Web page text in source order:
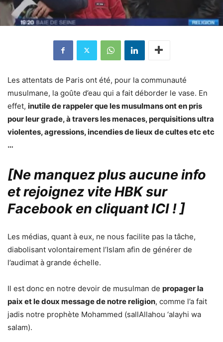
Les attentats de Paris ont été, pour la communauté
musulmane, la goûte d’eau qui a fait déborder le vase. En
effet, inutile de rappeler que les musulmans ont en pris
pour leur grade, à travers les menaces, perquisitions ultra
violentes, agressions, incendies de lieux de cultes etc etc
…
[Ne manquez plus aucune info
et rejoignez vite HBK sur
Facebook en cliquant ICI !]
Les médias, quant à eux, ne nous facilite pas la tâche,
diabolisant volontairement l’Islam afin de générer de
l’audimat à grande échelle.
Il est donc en notre devoir de musulman de propager la
paix et le doux message de notre religion, comme l’a fait
jadis notre prophète Mohammed (sallAllahou ‘alayhi wa
salam).